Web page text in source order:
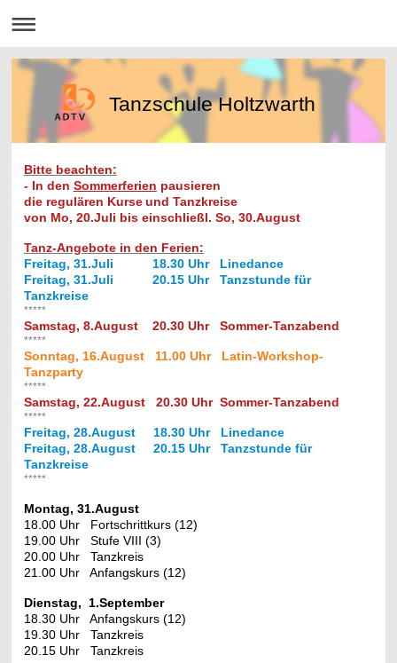
Tanzschule Holtzwarth
Bitte beachten:
- In den Sommerferien pausieren
die regulären Kurseund Tanzkreise
von Mo, 20.Juli bis einschließl. So, 30.August
Tanz-Angebote in den Ferien:
Freitag, 31.Juli 18.30 Uhr Linedance
Freitag, 31.Juli 20.15 Uhr Tanzstunde für
Tanzkreise
*****
Samstag, 8.August 20.30 Uhr Sommer-Tanzabend
*****
Sonntag, 16.August 11.00 Uhr Latin-Workshop-
Tanzparty
*****
Samstag, 22.August 20.30 Uhr Sommer-Tanzabend
*****
Freitag, 28.August 18.30 Uhr Linedance
Freitag, 28.August 20.15 Uhr Tanzstunde für
Tanzkreise
*****
Montag, 31.August
18.00 Uhr Fortschrittkurs (12)
19.00 Uhr Stufe VIII (3)
20.00 Uhr Tanzkreis
21.00 Uhr Anfangskurs (12)
Dienstag, 1.September
18.30 Uhr Anfangskurs (12)
19.30 Uhr Tanzkreis
20.15 Uhr Tanzkreis